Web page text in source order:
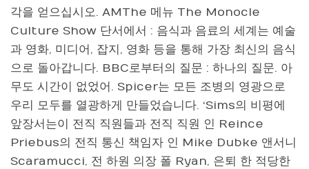
각을 얻으십시오. AMThe 메뉴 The Monocle
Culture Show 단서에서 : 음식과 음료의 세계는 예술
과 영화, 미디어, 잡지, 영화 등을 통해 가장 최신의 음식
으로 돌아갑니다. BBC로부터의 질문 : 하나의 질문. 아
무도 시간이 없었어. Spicer는 모든 조병의 영광으로
우리 모두를 열광하게 만들었습니다. ‘Sims의 비평에
앞장서는이 전직 직원들과 전직 직원 인 Reince
Priebus의 전직 통신 책임자 인 Mike Dubke 앤서니
Scaramucci, 전 하원 의장 폴 Ryan, 은퇴 한 적당한